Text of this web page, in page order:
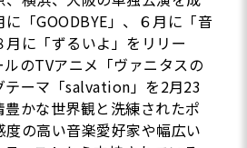
「GOODBYE」、６月に「音
に「ずるいよ」をリリー
のTVアニメ「ヴァニタスの
テーマ「salvation」を2月23
かな世界観と洗練されたポ
度の高い音楽愛好家や幅広い